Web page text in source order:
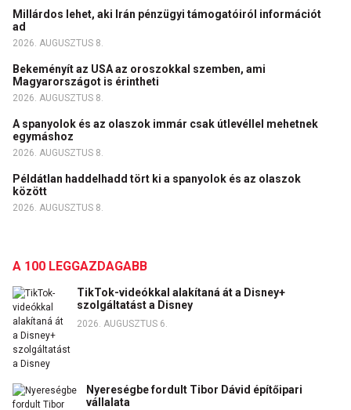
Millárdos lehet, aki Irán pénzügyi támogatóiról információt
ad
2026. AUGUSZTUS 8.
Bekeményít az USA az oroszokkal szemben, ami
Magyarországot is érintheti
2026. AUGUSZTUS 8.
A spanyolok és az olaszok immár csak útlevéllel mehetnek
egymáshoz
2026. AUGUSZTUS 8.
Példátlan haddelhadd tört ki a spanyolok és az olaszok
között
2026. AUGUSZTUS 8.
A 100 LEGGAZDAGABB
TikTok-videókkal alakítaná át a Disney+
szolgáltatást a Disney
2026. AUGUSZTUS 6.
Nyereségbe fordult Tibor Dávid építőipari
vállalata